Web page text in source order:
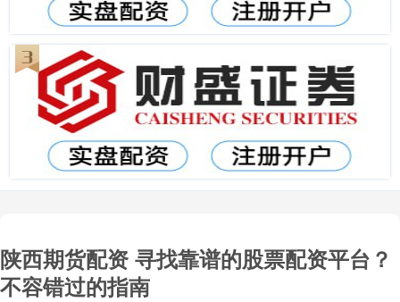
陕西期货配资 寻找靠谱的股票配资平台？
不容错过的指南